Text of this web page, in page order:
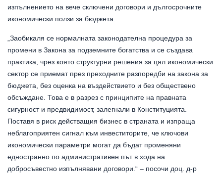
изпълнението на вече сключени договори и дългосрочните
икономически ползи за бюджета.
„Заобикаля се нормалната законодателна процедура за
промени в Закона за подземните богатства и се създава
практика, чрез която структурни решения за цял икономически
сектор се приемат през преходните разпоредби на закона за
бюджета, без оценка на въздействието и без обществено
обсъждане. Това е в разрез с принципите на правната
сигурност и предвидимост, залегнали в Конституцията.
Поставя в риск действащия бизнес в страната и изпраща
неблагоприятен сигнал към инвеститорите, че ключови
икономически параметри могат да бъдат променяни
едностранно по административен път в хода на
добросъвестно изпълнявани договори.“ – посочи доц. д-р